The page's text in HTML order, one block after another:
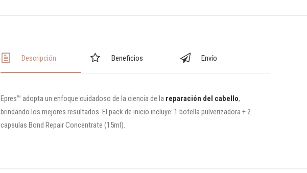
Descripción Beneficios Envío
Epres™ adopta un enfoque cuidadoso de la ciencia de la reparación del cabello,
brindando los mejores resultados. El pack de inicio incluye: 1 botella pulverizadora + 2
capsulas Bond Repair Concentrate (15ml).